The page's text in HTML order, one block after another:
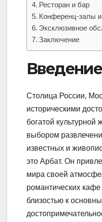
Ресторан и бар
Конференц-залы и
Эксклюзивное
Заключение
Введение
Столица России,
историческими
богатой
выбором
известных и
это Арбат. Он
мира своей
романтических
близостью к